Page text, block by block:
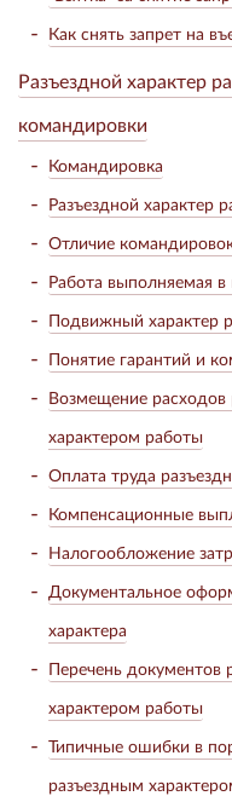
Как снять запрет на
Разъездной характер
командировки
Командировка
Разъездной характер
Отличие
Работа выполняемая в
Подвижный характер
Понятие гарантий и
Возмещение расходов
характером работы
Оплата труда
Компенсационные
Налогообложение
Документальное
характера
Перечень документов
характером работы
Типичные ошибки в
разъездным